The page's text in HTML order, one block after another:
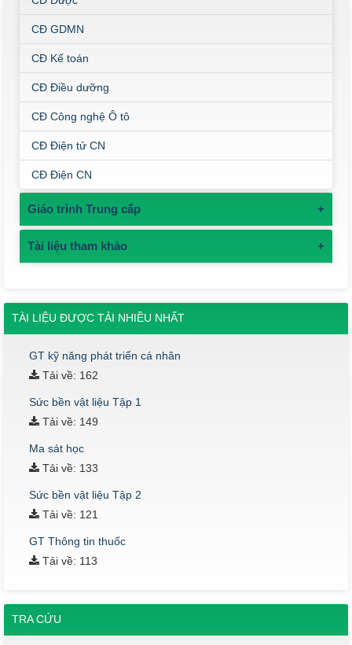
CĐ GDMN
CĐ Kế toán
CĐ Điều dưỡng
CĐ Công nghệ Ô tô
CĐ Điện tử CN
CĐ Điện CN
Giáo trình Trung cấp +
Tài liệu tham khảo +
TÀI LIỆU ĐƯỢC TẢI NHIỀU NHẤT
GT kỹ năng phát triển cá nhân
Tải về: 162
Sức bền vật liệu Tập 1
Tải về: 149
Ma sát học
Tải về: 133
Sức bền vật liệu Tập 2
Tải về: 121
GT Thông tin thuốc
Tải về: 113
TRA CỨU